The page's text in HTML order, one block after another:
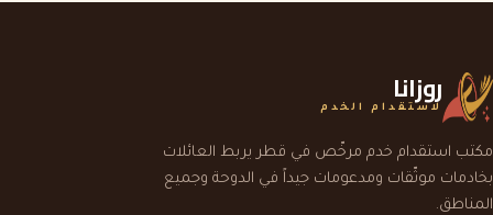
روزانا
لاستقدام الخدم
مكتب استقدام خدم مرخّص في قطر يربط العائلات
بخادمات موثّقات ومدعومات جيداً في الدوحة وجميع
المناطق.